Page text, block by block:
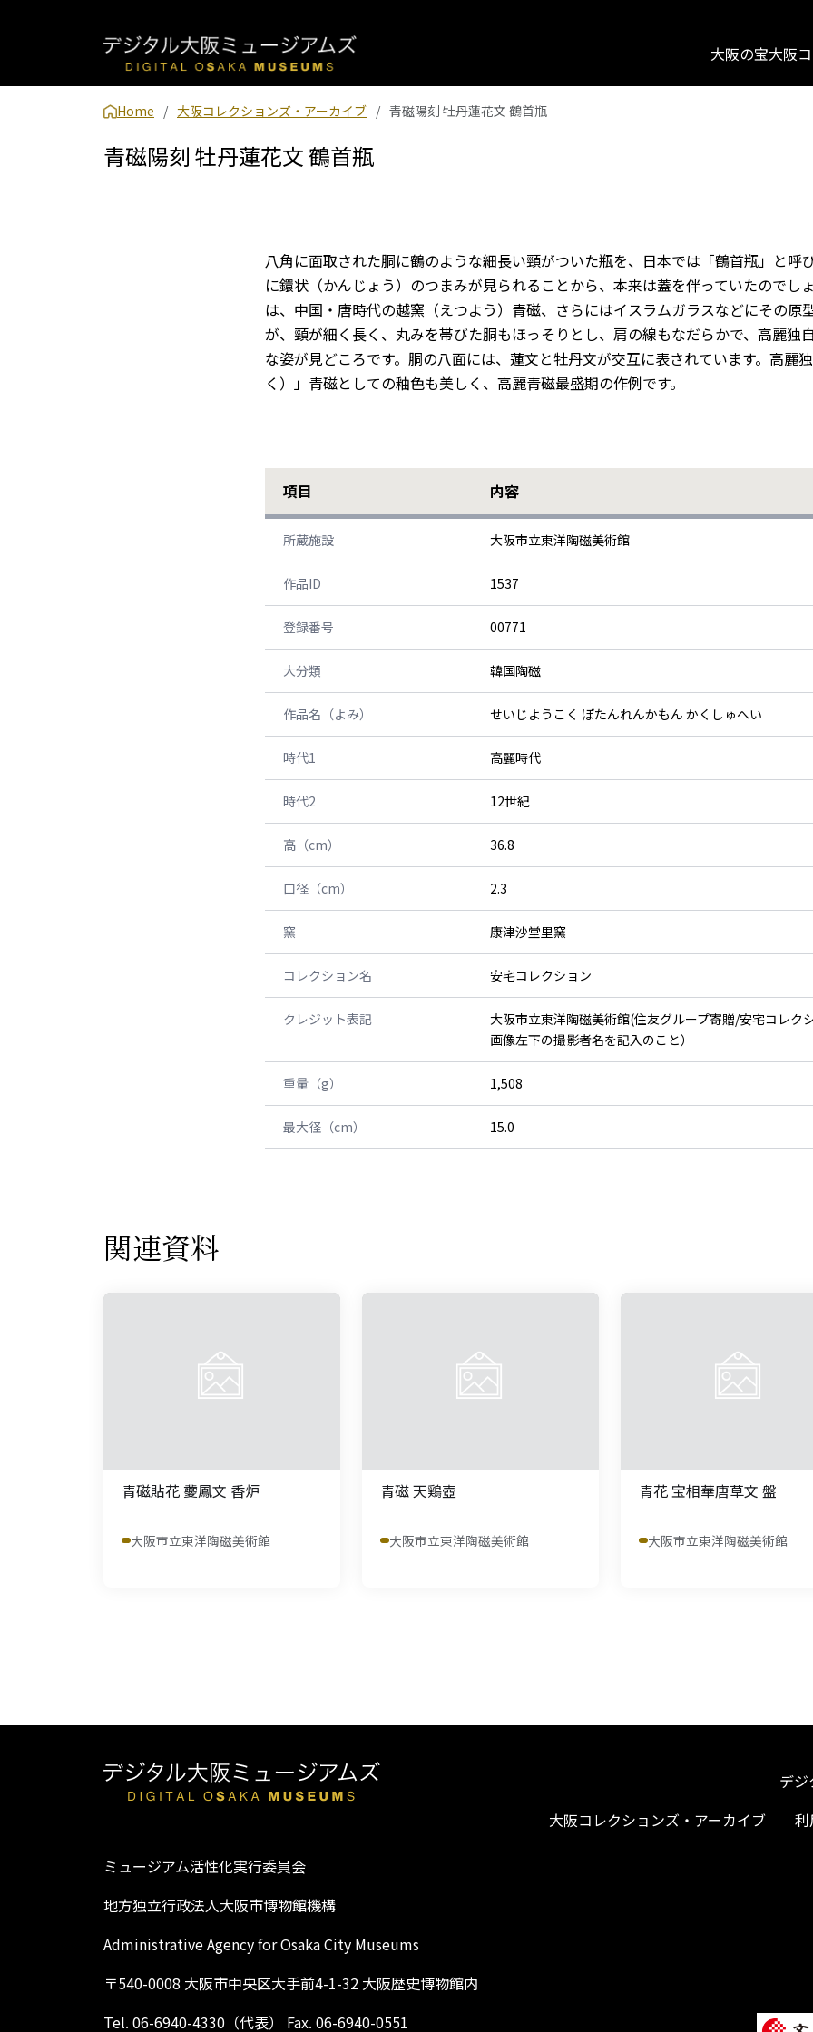
大阪の宝大阪
Home 大阪コレクションズ・アーカイブ 青磁陽刻 牡丹蓮花文 鶴首瓶
青磁陽刻 牡丹蓮花文 鶴首瓶
八角に面取された胴に鶴のような細長い頸がついた瓶を、日本では「鶴首瓶」と呼
に鐶状（かんじょう）のつまみが見られることから、本来は蓋を伴っていたのでし
は、中国・唐時代の越窯（えつよう）青磁、さらにはイスラムガラスなどにその原
が、頸が細く長く、丸みを帯びた胴もほっそりとし、肩の線もなだらかで、高麗独
な姿が見どころです。胴の八面には、蓮文と牡丹文が交互に表されています。高麗
く）」青磁としての釉色も美しく、高麗青磁最盛期の作例です。
項目 内容
所蔵施設 大阪市立東洋陶磁美術館
作品ID 1537
登録番号 00771
大分類 韓国陶磁
作品名（よみ） せいじようこく ぼたんれんかもん かくしゅへい
時代1 高麗時代
時代2 12世紀
高（cm） 36.8
口径（cm） 2.3
窯 康津沙堂里窯
コレクション名 安宅コレクション
クレジット表記
大阪市立東洋陶磁美術館(住友グループ寄贈/安宅コレ
画像左下の撮影者名を記入のこと）
重量（g） 1,508
最大径（cm） 15.0
関連資料
青磁貼花 虁鳳文 香炉
大阪市立東洋陶磁美術館
青磁 天鶏壺
大阪市立東洋陶磁美術館
青花 宝相華唐草文 盤
大阪市立東洋陶磁美術館
デ
大阪コレクションズ・アーカイブ
利
ミュージアム活性化実行委員会
地方独立行政法人大阪市博物館機構
Administrative Agency for Osaka City Museums
〒540-0008 大阪市中央区大手前4-1-32 大阪歴史博物館内
Tel. 06-6940-4330（代表） Fax. 06-6940-0551